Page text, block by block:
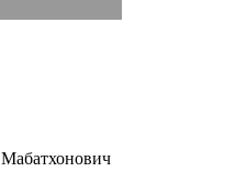
Мабатхонович